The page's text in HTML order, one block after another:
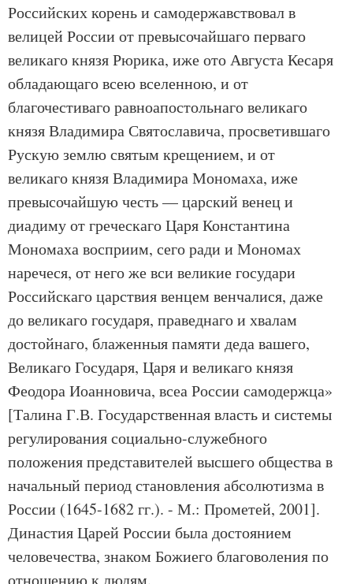
Российских корень и самодержавствовал в
велицей России от превысочайшаго перваго
великаго князя Рюрика, иже ото Августа Кесаря
обладающаго всею вселенною, и от
благочестиваго равноапостольнаго великаго
князя Владимира Святославича, просветившаго
Рускую землю святым крещением, и от
великаго князя Владимира Мономаха, иже
превысочайшую честь — царский венец и
диадиму от греческаго Царя Константина
Мономаха восприим, сего ради и Мономах
наречеся, от него же вси великие государи
Российскаго царствия венцем венчалися, даже
до великаго государя, праведнаго и хвалам
достойнаго, блаженныя памяти деда вашего,
Великаго Государя, Царя и великаго князя
Феодора Иоанновича, всеа России самодержца»
[Талина Г.В. Государственная власть и системы
регулирования социально-служебного
положения представителей высшего общества в
начальный период становления абсолютизма в
России (1645-1682 гг.). - М.: Прометей, 2001].
Династия Царей России была достоянием
человечества, знаком Божиего благоволения по
отношению к людям.